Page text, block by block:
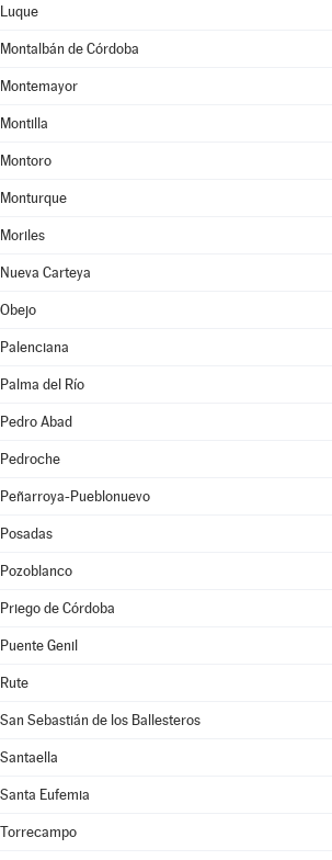
Luque
Montalbán de Córdoba
Montemayor
Montilla
Montoro
Monturque
Moriles
Nueva Carteya
Obejo
Palenciana
Palma del Río
Pedro Abad
Pedroche
Peñarroya-Pueblonuevo
Posadas
Pozoblanco
Priego de Córdoba
Puente Genil
Rute
San Sebastián de los Ballesteros
Santaella
Santa Eufemia
Torrecampo